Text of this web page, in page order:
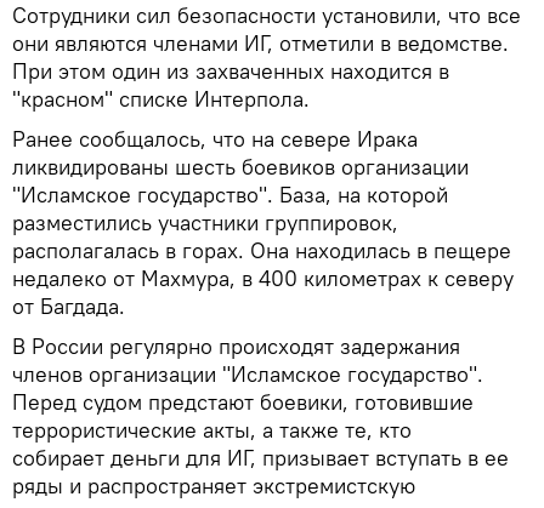
Сотрудники сил безопасности установили, что все
они являются членами ИГ, отметили в ведомстве.
При этом один из захваченных находится в
"красном" списке Интерпола.
Ранее сообщалось, что на севере Ирака
ликвидированы шесть боевиков организации
"Исламское государство". База, на которой
разместились участники группировок,
располагалась в горах. Она находилась в пещере
недалеко от Махмура, в 400 километрах к северу
от Багдада.
В России регулярно происходят задержания
членов организации "Исламское государство".
Перед судом предстают боевики, готовившие
террористические акты, а также те, кто
собирает деньги для ИГ, призывает вступать в ее
ряды и распространяет экстремистскую